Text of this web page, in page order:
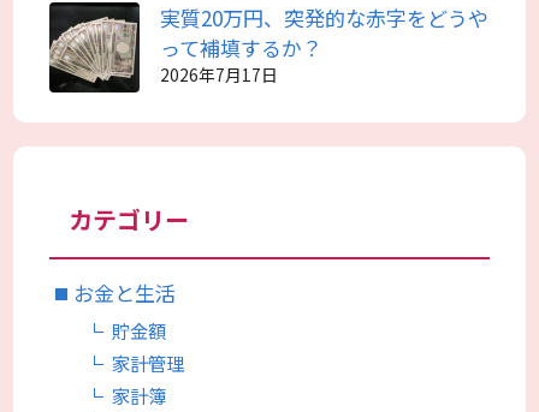
実質20万円、突発的な赤字をどうや
って補填するか？
2026年7月17日
カテゴリー
お金と生活
貯金額
家計管理
家計簿